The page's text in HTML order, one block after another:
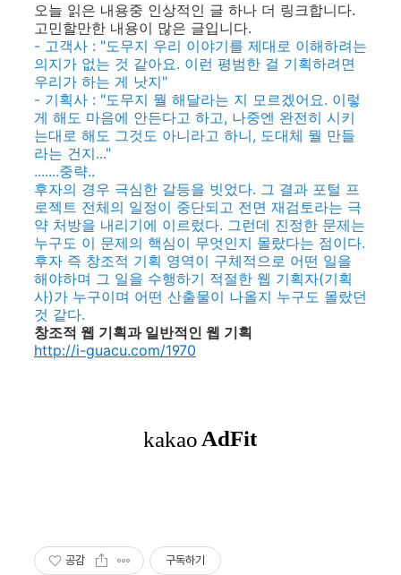
오늘 읽은 내용중 인상적인 글 하나 더 링크합니다.
고민할만한 내용이 많은 글입니다.
- 고객사 : "도무지 우리 이야기를 제대로 이해하려는
의지가 없는 것 같아요. 이런 평범한 걸 기획하려면
우리가 하는 게 낫지"
- 기획사 : "도무지 뭘 해달라는 지 모르겠어요. 이렇
게 해도 마음에 안든다고 하고, 나중엔 완전히 시키
는대로 해도 그것도 아니라고 하니, 도대체 뭘 만들
라는 건지..."
.......중략..
후자의 경우 극심한 갈등을 빗었다. 그 결과 포털 프
로젝트 전체의 일정이 중단되고 전면 재검토라는 극
약 처방을 내리기에 이르렀다. 그런데 진정한 문제는
누구도 이 문제의 핵심이 무엇인지 몰랐다는 점이다.
후자 즉 창조적 기획 영역이 구체적으로 어떤 일을
해야하며 그 일을 수행하기 적절한 웹 기획자(기획
사)가 누구이며 어떤 산출물이 나올지 누구도 몰랐던
것 같다.
창조적 웹 기획과 일반적인 웹 기획
http://i-guacu.com/1970
공감 구독하기